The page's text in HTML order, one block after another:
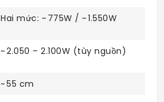
Hai mức: ~ 775W / ~ 1.550W
~ 2.050 – 2.100W (tùy nguồn)
~ 55 cm